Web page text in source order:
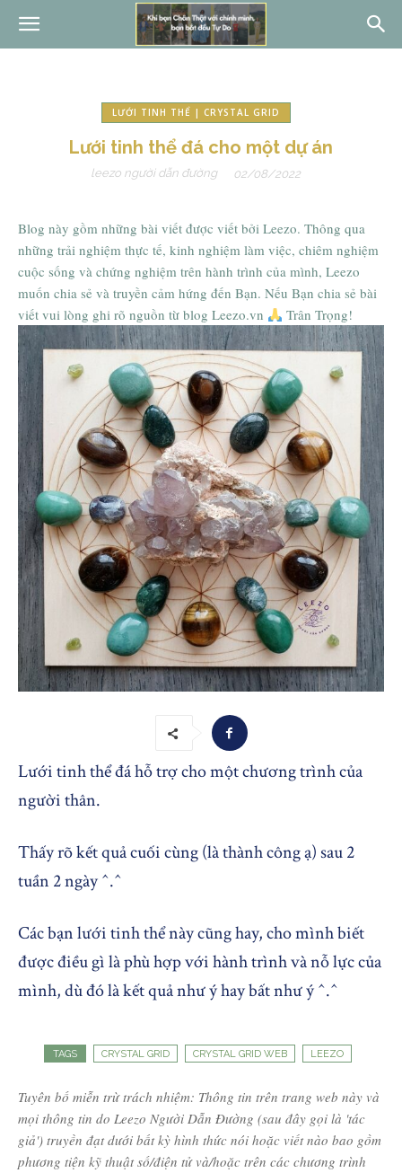
LƯỚI TINH THỂ | CRYSTAL GRID
Lưới tinh thể đá cho một dự án
leezo người dẫn đường 02/08/2022
Blog này gồm những bài viết được viết bởi Leezo. Thông qua
những trải nghiệm thực tế, kinh nghiệm làm việc, chiêm nghiệm
cuộc sống và chứng nghiệm trên hành trình của mình, Leezo
muốn chia sẻ và truyền cảm hứng đến Bạn. Nếu Bạn chia sẻ bài
viết vui lòng ghi rõ nguồn từ blog Leezo.vn
Trân Trọng!
Lưới tinh thể đá hỗ trợ cho một chương trình của
người thân.
Thấy rõ kết quả cuối cùng (là thành công ạ) sau 2
tuần 2 ngày ^.^
Các bạn lưới tinh thể này cũng hay, cho mình biết
được điều gì là phù hợp với hành trình và nỗ lực của
mình, dù đó là kết quả như ý hay bất như ý ^.^
TAGS CRYSTAL GRID CRYSTAL GRID WEB LEEZO
Tuyên bố miễn trừ trách nhiệm: Thông tin trên trang web này và
mọi thông tin do Leezo Người Dẫn Đường (sau đây gọi là 'tác
giả') truyền đạt dưới bất kỳ hình thức nói hoặc viết nào bao gồm
phương tiện kỹ thuật số/điện tử và/hoặc trên các chương trình